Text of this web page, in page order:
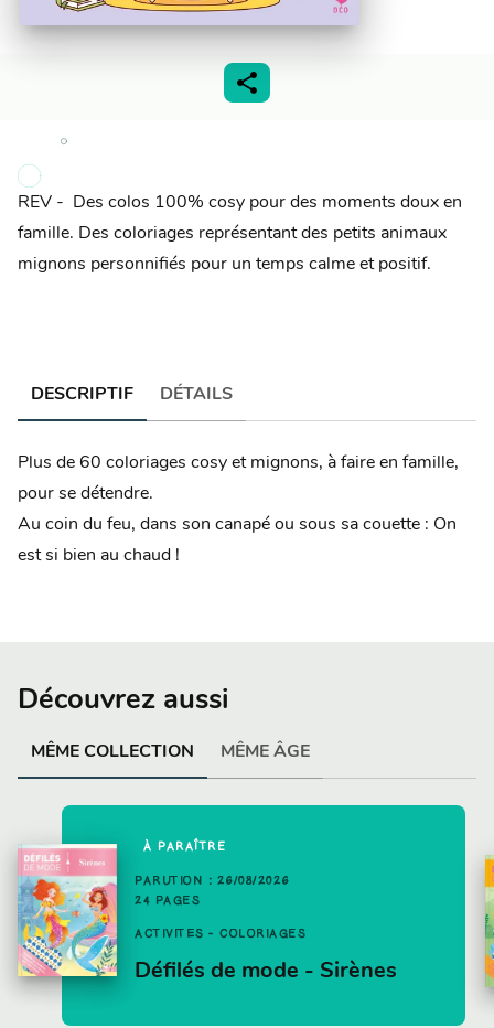
REV - Des colos 100% cosy pour des moments doux en
famille. Des coloriages représentant des petits animaux
mignons personnifiés pour un temps calme et positif.
DESCRIPTIF DÉTAILS
Plus de 60 coloriages cosy et mignons, à faire en famille,
pour se détendre.
Au coin du feu, dans son canapé ou sous sa couette : On
est si bien au chaud !
Découvrez aussi
MÊME COLLECTION MÊME ÂGE
À PARAÎTRE
PARUTION : 26/08/2026
24 PAGES
ACTIVITÉS - COLORIAGES
Défilés de mode - Sirènes